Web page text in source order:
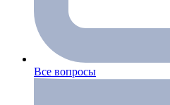
Все вопросы